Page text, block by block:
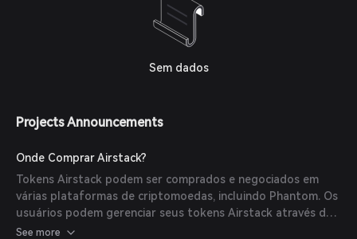
Sem dados
Projects Announcements
Onde Comprar Airstack?
Tokens Airstack podem ser comprados e negociados em
várias plataformas de criptomoedas, incluindo Phantom. Os
usuários podem gerenciar seus tokens Airstack através do
aplicativo móvel Phantom, que permite comprar, vender e
See more